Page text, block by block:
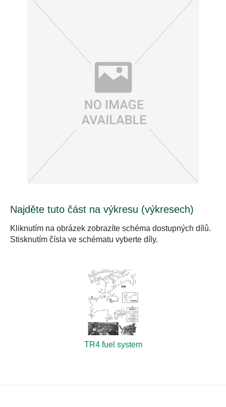
Najděte tuto část na výkresu (výkresech)
Kliknutím na obrázek zobrazíte schéma dostupných dílů.
Stisknutím čísla ve schématu vyberte díly.
TR4 fuel system